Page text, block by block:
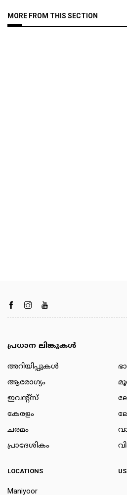
MORE FROM THIS SECTION
പ്രധാന ലിങ്കുകൾ
അറിയിപ്പുകള്‍
ആരോഗ്യം
ഇവന്റ്സ്
കേരളം
ചരമം
പ്രാദേശികം
LOCATIONS
Maniyoor